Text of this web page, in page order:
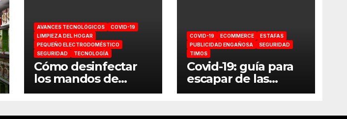
AVANCES TECNOLÓGICOS
COVID-19
LIMPIEZA DEL HOGAR
PEQUEÑO ELECTRODOMÉSTICO
SEGURIDAD
TECNOLOGÍA
Cómo desinfectar
los mandos de
consola por el
COVID-19 ECOMMERCE
ESTAFAS
PUBLICIDAD ENGAÑOSA
SEGURIDAD
TIMOS
Covid-19: guía para
escapar de las
estafas online